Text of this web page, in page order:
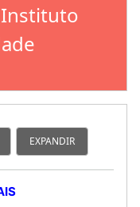
EXPANDIR